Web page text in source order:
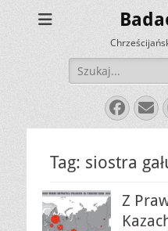
Szukaj:
E-
Tag: siostra
Z